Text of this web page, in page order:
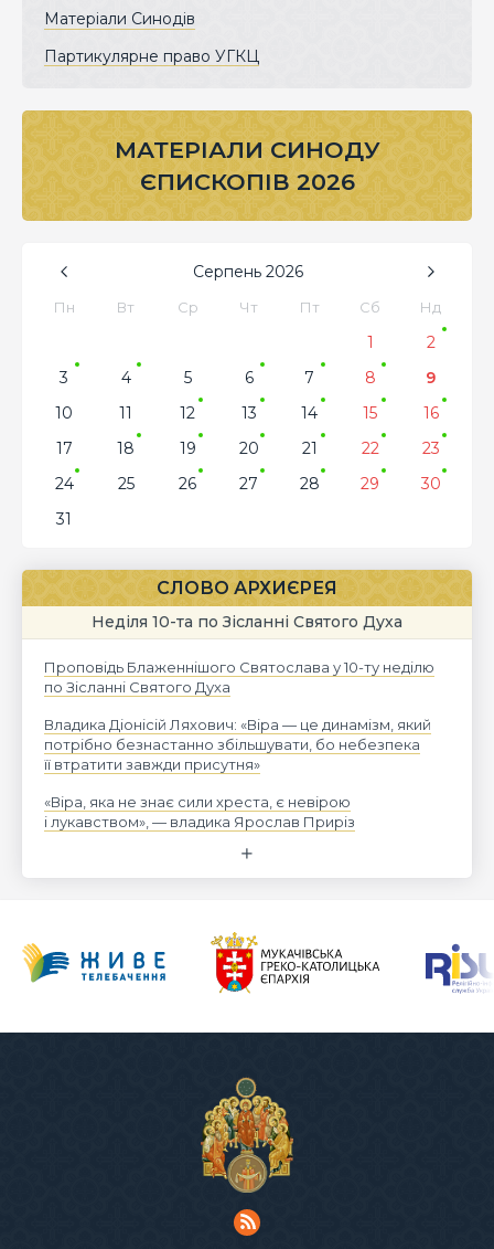
Матеріали Синодів
Партикулярне право УГКЦ
МАТЕРІАЛИ СИНОДУ
ЄПИСКОПІВ 2026
Серпень 2026
Пн Вт Ср Чт Пт Сб Нд
1
2
3
4 5 6 7 8
9
10
11 12 13 14 15
16
17
18 19 20 21 22
23
24
25 26 27 28 29
30
31
СЛОВО АРХИЄРЕЯ
Неділя 10-та по Зісланні Святого Духа
Проповідь Блаженнішого Святослава у 10-ту неділю
по Зісланні Святого Духа
Владика Діонісій Ляхович: «Віра — це динамізм, який
потрібно безнастанно збільшувати, бо небезпека
її втратити завжди присутня»
«Віра, яка не знає сили хреста, є невірою
і лукавством», — владика Ярослав Приріз